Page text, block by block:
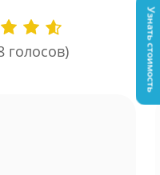
голосов) Узнать стоимость